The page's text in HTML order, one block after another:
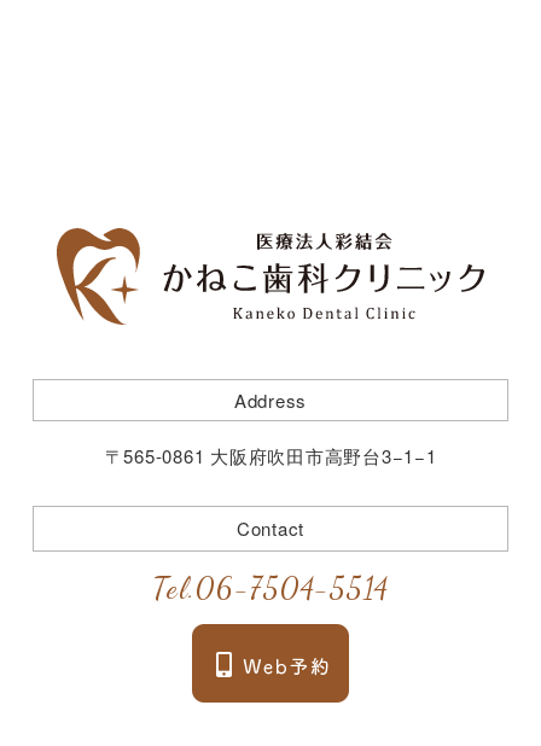
Address
〒565-0861 大阪府吹田市高野台3−1−1
Contact
Tel.06-7504-5514